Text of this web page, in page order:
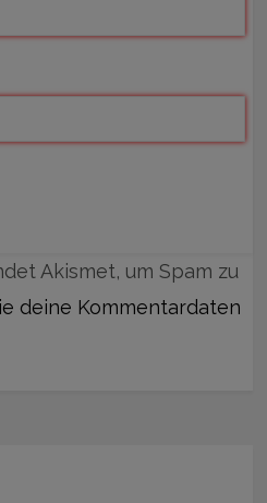
Akismet, um Spam zu
deine Kommentardaten